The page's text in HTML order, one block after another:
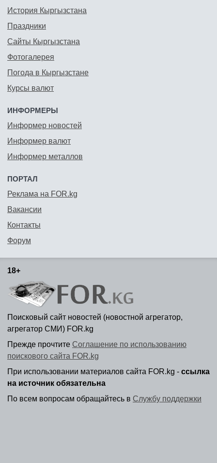
История Кыргызстана
Праздники
Сайты Кыргызстана
Фотогалерея
Погода в Кыргызстане
Курсы валют
ИНФОРМЕРЫ
Информер новостей
Информер валют
Информер металлов
ПОРТАЛ
Реклама на FOR.kg
Вакансии
Контакты
Форум
18+
Поисковый сайт новостей (новостной агрегатор,
агрегатор СМИ) FOR.kg
Прежде прочтите Соглашение по использованию
поискового сайта FOR.kg
При использовании материалов сайта FOR.kg - ссылка
на источник обязательна
По всем вопросам обращайтесь в Службу поддержки